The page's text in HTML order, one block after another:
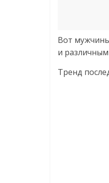
Bот
и
Тренд